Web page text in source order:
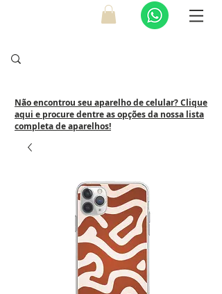
Não encontrou seu aparelho de celular? Clique
aqui e procure dentre as opções da nossa lista
completa de aparelhos!